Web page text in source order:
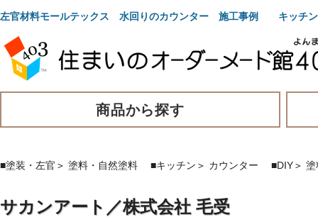
左官材料モールテックス 水回りのカウンター 施工事例 キッチン
商品から探す
■塗装・左官 ＞ 塗料・自然塗料 ■キッチン ＞ カウンター ■DIY＞ 塗
サカンアート／株式会社 毛受